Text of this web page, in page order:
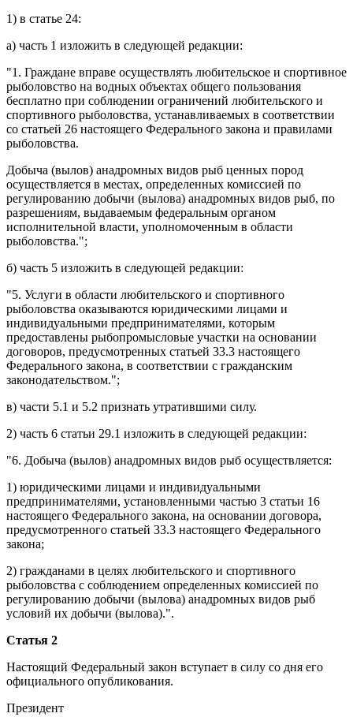
1) в статье 24:
а) часть 1 изложить в следующей редакции:
"1. Граждане вправе осуществлять любительское и спортивное
рыболовство на водных объектах общего пользования
бесплатно при соблюдении ограничений любительского и
спортивного рыболовства, устанавливаемых в соответствии
со статьей 26 настоящего Федерального закона и правилами
рыболовства.
Добыча (вылов) анадромных видов рыб ценных пород
осуществляется в местах, определенных комиссией по
регулированию добычи (вылова) анадромных видов рыб, по
разрешениям, выдаваемым федеральным органом
исполнительной власти, уполномоченным в области
рыболовства.";
б) часть 5 изложить в следующей редакции:
"5. Услуги в области любительского и спортивного
рыболовства оказываются юридическими лицами и
индивидуальными предпринимателями, которым
предоставлены рыбопромысловые участки на основании
договоров, предусмотренных статьей 33.3 настоящего
Федерального закона, в соответствии с гражданским
законодательством.";
в) части 5.1 и 5.2 признать утратившими силу.
2) часть 6 статьи 29.1 изложить в следующей редакции:
"6. Добыча (вылов) анадромных видов рыб осуществляется:
1) юридическими лицами и индивидуальными
предпринимателями, установленными частью 3 статьи 16
настоящего Федерального закона, на основании договора,
предусмотренного статьей 33.3 настоящего Федерального
закона;
2) гражданами в целях любительского и спортивного
рыболовства с соблюдением определенных комиссией по
регулированию добычи (вылова) анадромных видов рыб
условий их добычи (вылова).".
Статья 2
Настоящий Федеральный закон вступает в силу со дня его
официального опубликования.
Президент